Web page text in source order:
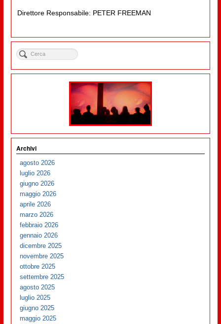
Direttore Responsabile: PETER FREEMAN
Archivi
agosto 2026
luglio 2026
giugno 2026
maggio 2026
aprile 2026
marzo 2026
febbraio 2026
gennaio 2026
dicembre 2025
novembre 2025
ottobre 2025
settembre 2025
agosto 2025
luglio 2025
giugno 2025
maggio 2025